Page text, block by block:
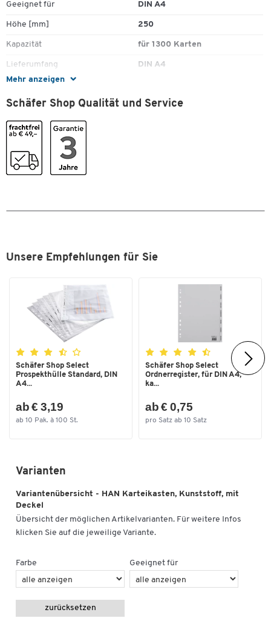
Mehr anzeigen
Geeignet für DIN A4
Höhe [mm] 250
Kapazität für 1300 Karten
Lieferumfang DIN A4
Material
Tiefe [mm] 360
Farben
Farbe
Maße
Schäfer Shop Qualität und Service
Unsere Empfehlungen für Sie
Schäfer Shop Select
Prospekthülle Standard, DIN
A4...
ab € 3,19
ab 10 Pak. à 100 St.
Schäfer Shop Select
Ordnerregister, für DIN A4,
ka...
ab € 0,75
pro Satz ab 10 Satz
Varianten
Variantenübersicht - HAN Karteikasten, Kunststoff, mit
Deckel
Übersicht der möglichen Artikelvarianten. Für weitere Infos
klicken Sie auf die jeweilige Variante.
Farbe Geeignet für
zurücksetzen